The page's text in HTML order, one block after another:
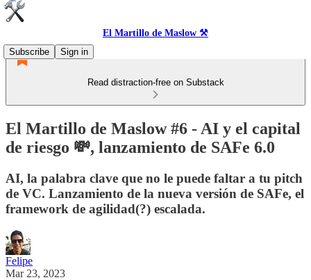
El Martillo de Maslow ⚒️
Subscribe
Sign in
Read distraction-free on Substack
El Martillo de Maslow #6 - AI y el capital
de riesgo 💸, lanzamiento de SAFe 6.0
AI, la palabra clave que no le puede faltar a tu pitch
de VC. Lanzamiento de la nueva versión de SAFe, el
framework de agilidad(?) escalada.
Felipe
Mar 23, 2023